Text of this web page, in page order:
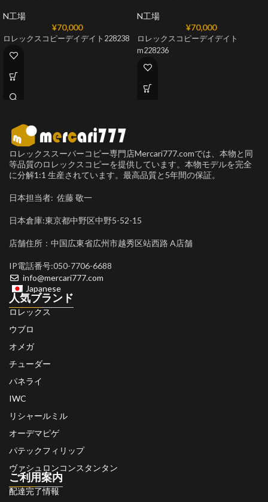
N工場
¥70,000
ロレックスコピーデイデイト228238
N工場
¥70,000
ロレックスコピーデイデイト
m228236
ロレックススーパーコピー専門店Mercari777.comでは、本物と同
等品質のロレックスコピーを提供しています。本物モデルを完全
に分解1:1 生産されています。最高品質と5年間の保証。
日本担当者: 佐藤 敬一
日本倉庫:東京都中野区中野5-52-15
店舗住所：中国広東省広州市越秀区站西路 A店舗
IP電話番号:050-7706-6688
info@mercari777.com
Japanese
人気ブランド
ロレックス
ウブロ
オメガ
チューダー
パネライ
IWC
リシャールミル
オーデマピゲ
パテックフィリップ
ヴァシュロンコンスタンタン
ご利用案内
配達完了情報